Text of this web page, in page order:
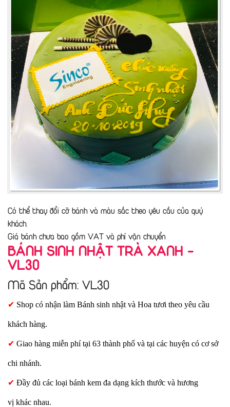
Có thể thay đổi cỡ bánh và màu sắc theo yêu cầu của quý
khách.
Giá bánh chưa bao gồm VAT và phí vận chuyển
BÁNH SINH NHẬT TRÀ XANH -
VL30
Mã Sản phẩm: VL30
✔ Shop có nhận làm Bánh sinh nhật và Hoa tươi theo yêu cầu
khách hàng.
✔ Giao hàng miễn phí tại 63 thành phố và tại các huyện có cơ sở
chi nhánh.
✔ Đầy đủ các loại bánh kem đa dạng kích thước và hương
vị khác nhau.